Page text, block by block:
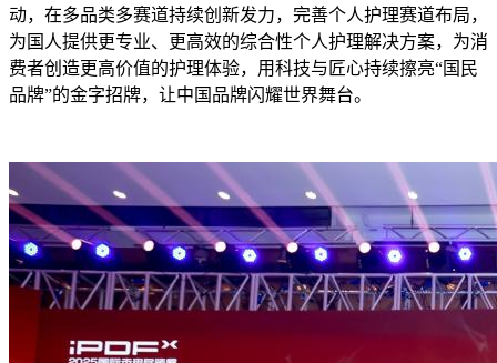
动，在多品类多赛道持续创新发力，完善个人护理赛道布局，
为国人提供更专业、更高效的综合性个人护理解决方案，为消
费者创造更高价值的护理体验，用科技与匠心持续擦亮“国民
品牌”的金字招牌，让中国品牌闪耀世界舞台。